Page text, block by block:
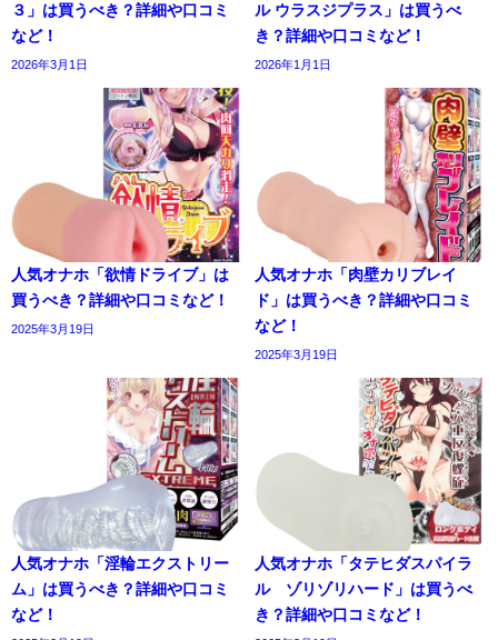
３」は買うべき？詳細や口コミ
など！
2026年3月1日
ル ウラスジプラス」は買うべ
き？詳細や口コミなど！
2026年1月1日
人気オナホ「欲情ドライブ」は
買うべき？詳細や口コミなど！
2025年3月19日
人気オナホ「肉壁カリブレイ
ド」は買うべき？詳細や口コミ
など！
2025年3月19日
人気オナホ「淫輪エクストリー
ム」は買うべき？詳細や口コミ
など！
人気オナホ「タテヒダスパイラ
ル ゾリゾリハード」は買うべ
き？詳細や口コミなど！